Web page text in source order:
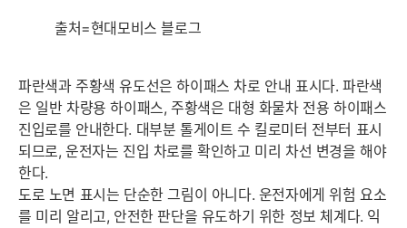
출처=현대모비스 블로그
파란색과 주황색 유도선은 하이패스 차로 안내 표시다. 파란색
은 일반 차량용 하이패스, 주황색은 대형 화물차 전용 하이패스
진입로를 안내한다. 대부분 톨게이트 수 킬로미터 전부터 표시
되므로, 운전자는 진입 차로를 확인하고 미리 차선 변경을 해야
한다.
도로 노면 표시는 단순한 그림이 아니다. 운전자에게 위험 요소
를 미리 알리고, 안전한 판단을 유도하기 위한 정보 체계다. 익